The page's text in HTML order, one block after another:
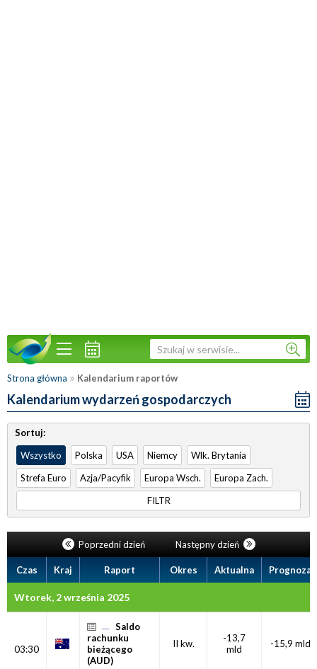
Strona główna » Kalendarium raportów
Kalendarium wydarzeń gospodarczych
Sortuj:
Wszystko
Polska USA Niemcy
Wlk. Brytania
Strefa Euro
Azja/Pacyfik Europa Wsch.
Europa Zach.
FILTR
Poprzedni dzień Następny dzień
Czas Kraj Raport Okres Aktualna Prognoza
Wtorek, 2 września 2025
03:30
Saldo
rachunku
bieżącego
(AUD)
II kw.
-13,7
mld
-15,9 mld